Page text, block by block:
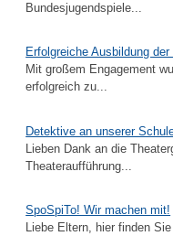
Bundesjugendspiele...
Erfolgreiche Ausbildung
Mit großem Engagement
erfolgreich zu...
Detektive an unserer
Lieben Dank an die
Theateraufführung...
SpoSpiTo! Wir machen mit!
Liebe Eltern, hier finden